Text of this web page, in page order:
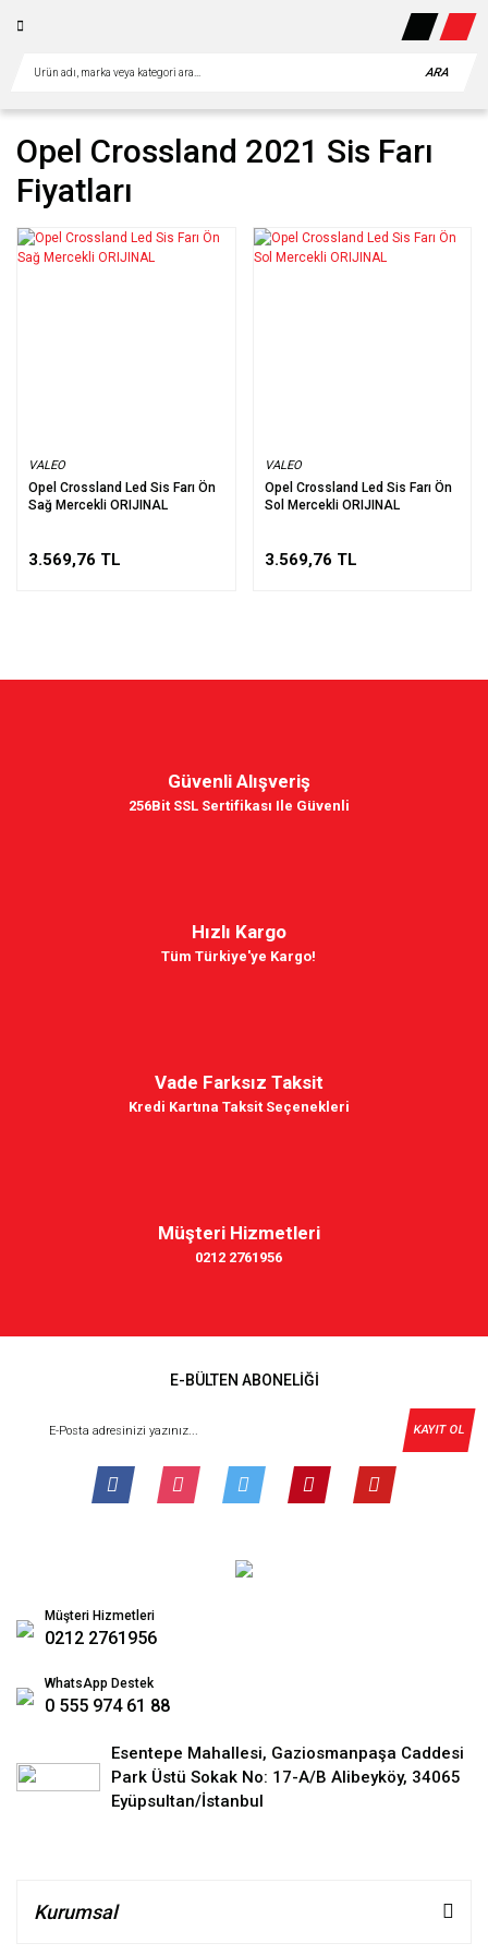
ARA
Opel Crossland 2021 Sis Farı
Fiyatları
VALEO
Opel Crossland Led Sis Farı Ön
Sağ Mercekli ORIJINAL
3.569,76 TL
VALEO
Opel Crossland Led Sis Farı Ön
Sol Mercekli ORIJINAL
3.569,76 TL
Güvenli Alışveriş
256Bit SSL Sertifikası Ile Güvenli
Hızlı Kargo
Tüm Türkiye'ye Kargo!
Vade Farksız Taksit
Kredi Kartına Taksit Seçenekleri
Müşteri Hizmetleri
0212 2761956
E-BÜLTEN ABONELİĞİ
KAYIT OL
Müşteri Hizmetleri
0212 2761956
WhatsApp Destek
0 555 974 61 88
Esentepe Mahallesi, Gaziosmanpaşa Caddesi
Park Üstü Sokak No: 17-A/B Alibeyköy, 34065
Eyüpsultan/İstanbul
Kurumsal